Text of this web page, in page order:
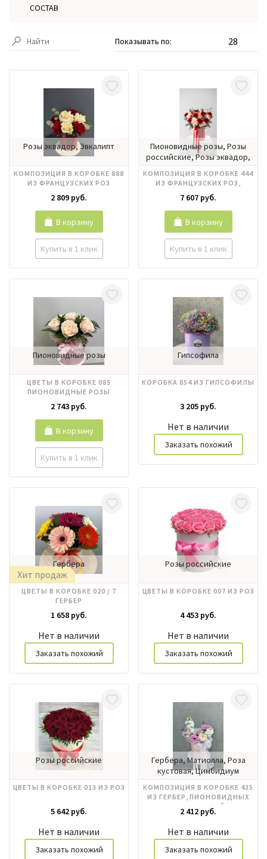
СОСТАВ
Показывать по:
Розы эквадор, Эвкалипт
КОМПОЗИЦИЯ В КОРОБКЕ 888
ИЗ ФРАНЦУЗСКИХ РОЗ
2 809 руб.
Купить в 1 клик
В корзину
Пионовидные розы, Розы
российские, Розы эквадор,
КОМПОЗИЦИЯ В КОРОБКЕ 444
ИЗ ФРАНЦУЗСКИХ РОЗ,
ПИОНОВИДНЫХ РОЗ
7 607 руб.
Купить в 1 клик
В корзину
Пионовидные розы
ЦВЕТЫ В КОРОБКЕ 085
ПИОНОВИДНЫЕ РОЗЫ
2 743 руб.
Купить в 1 клик
В корзину
Гипсофила
КОРОБКА 854 ИЗ ГИПСОФИЛЫ
3 205 руб.
Нет в наличии
Заказать похожий
Гербера
Хит продаж
ЦВЕТЫ В КОРОБКЕ 020 / 7
ГЕРБЕР
1 658 руб.
Нет в наличии
Заказать похожий
Розы российские
ЦВЕТЫ В КОРОБКЕ 007 ИЗ РОЗ
4 453 руб.
Нет в наличии
Заказать похожий
Розы российские
ЦВЕТЫ В КОРОБКЕ 013 ИЗ РОЗ
5 642 руб.
Нет в наличии
Заказать похожий
Гербера, Матиолла, Роза
кустовая, Цимбидиум
КОМПОЗИЦИЯ В КОРОБКЕ 435
ИЗ ГЕРБЕР, ПИОНОВИДНЫХ
РОЗ, ОРХИДЕЙ
2 412 руб.
Нет в наличии
Заказать похожий